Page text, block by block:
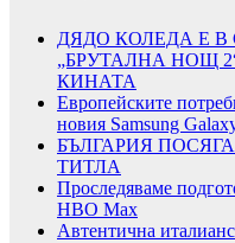
ДЯДО КОЛЕДА Е
„БРУТАЛНА НОЩ
КИНАТА
Европейските
новия Samsung
БЪЛГАРИЯ
ТИТЛА
Проследяваме
HBO Max
Автентична